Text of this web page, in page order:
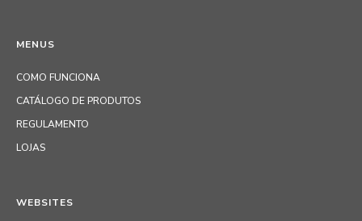
MENUS
COMO FUNCIONA
CATÁLOGO DE PRODUTOS
REGULAMENTO
LOJAS
WEBSITES